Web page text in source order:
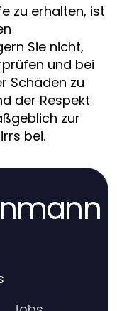
zu erhalten, ist
Sie nicht,
und bei
Schäden zu
der Respekt
zur
bei.